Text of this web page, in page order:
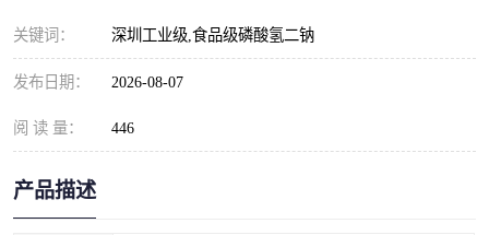
关键词： 深圳工业级,食品级磷酸氢二钠
发布日期： 2026-08-07
阅 读 量： 446
产品描述